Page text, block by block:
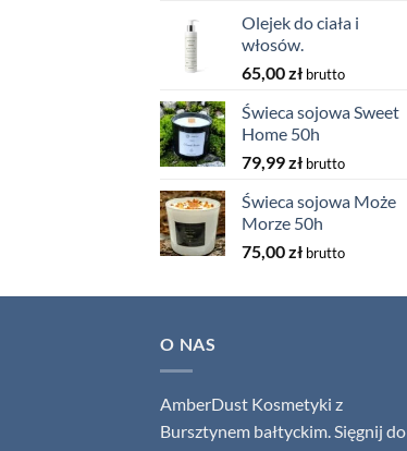
Olejek do ciała i
włosów.
65,00zł brutto
Świeca sojowa Sweet
Home 50h
79,99zł brutto
Świeca sojowa Może
Morze 50h
75,00zł brutto
O NAS
AmberDust Kosmetyki z
Bursztynem bałtyckim. Sięgnij do